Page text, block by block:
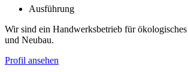
Ausführung
Wir sind ein Handwerksbetrieb für
und Neubau.
Profil ansehen